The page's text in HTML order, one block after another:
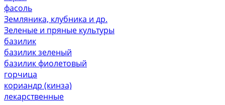
фасоль
Земляника, клубника и др.
Зеленые и пряные культуры
базилик
базилик зеленый
базилик фиолетовый
горчица
кориандр (кинза)
лекарственные